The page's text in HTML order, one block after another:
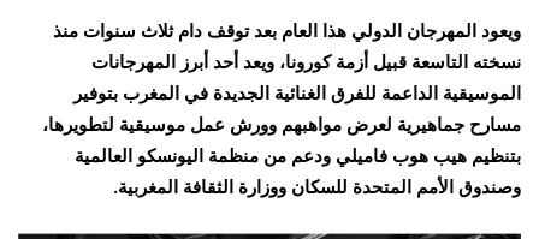
ويعود المهرجان الدولي هذا العام بعد توقف دام ثلاث سنوات منذ
نسخته التاسعة قبيل أزمة كورونا، ويعد أحد أبرز المهرجانات
الموسيقية الداعمة للفرق الغنائية الجديدة في المغرب بتوفير
مسارح جماهيرية لعرض مواهبهم وورش عمل موسيقية لتطويرها،
بتنظيم هيب هوب فاميلي ودعم من منظمة اليونسكو العالمية
وصندوق الأمم المتحدة للسكان ووزارة الثقافة المغربية.